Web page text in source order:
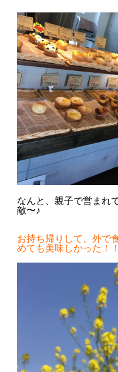
なんと、親子で営まれ
敵〜♪
お持ち帰りして、外で
めても美味しかった！！